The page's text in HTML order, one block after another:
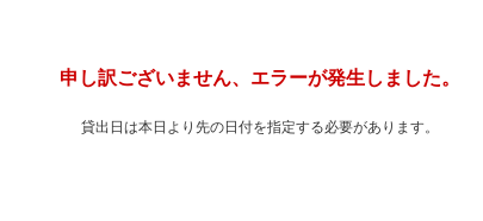
申し訳ございません、エラーが発生しました。
貸出日は本日より先の日付を指定する必要があります。